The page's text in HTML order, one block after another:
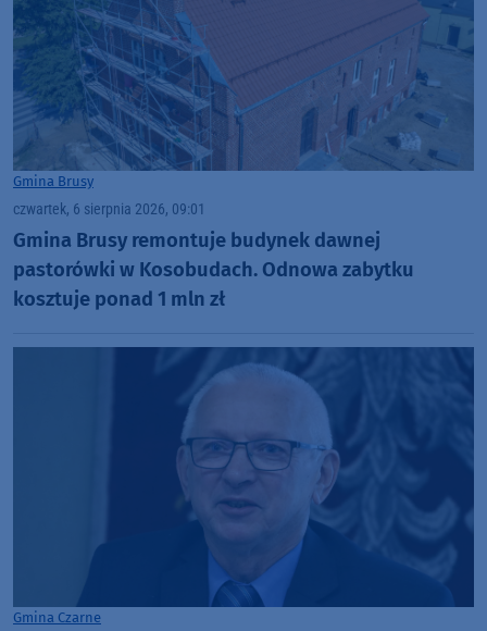
Gmina Brusy
czwartek, 6 sierpnia 2026, 09:01
Gmina Brusy remontuje budynek dawnej
pastorówki w Kosobudach. Odnowa zabytku
kosztuje ponad 1 mln zł
Gmina Czarne